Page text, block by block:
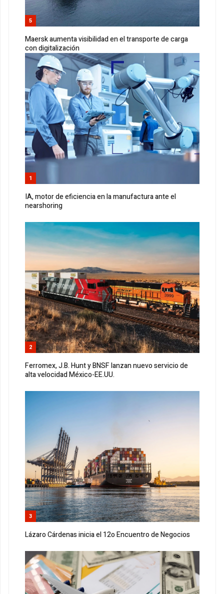
5
Maersk aumenta visibilidad en el transporte de carga
con digitalización
1
IA, motor de eficiencia en la manufactura ante el
nearshoring
2
Ferromex, J.B. Hunt y BNSF lanzan nuevo servicio de
alta velocidad México-EE.UU.
3
Lázaro Cárdenas inicia el 12o Encuentro de Negocios